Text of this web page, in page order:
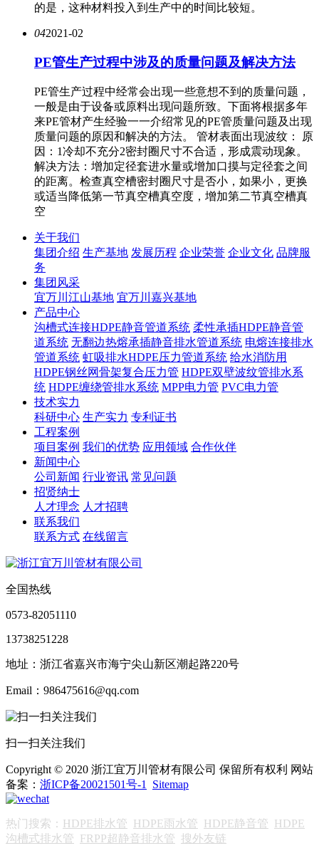
的是，这种材料投入到生产中的时间比较短。
042021-02
PE管生产过程中涉及的质量问题及解决方法
PE管生产过程中经常会出现一些意想不到的质量问题，
一般是由于设备或原料出现问题所致。下面将根据多年
来PE管材产生经验一一介绍常见的PE管质量问题及出现
质量问题的原因和解决的方法。 管材表面出现波纹： 原
因：1冷却不充分2密封圈尺寸不合适，形成震动现象。
解决方法：增加定径套进水量或增加口摸与定径套之间
的距离。检查真空槽密封圈尺寸是否小，如果小，更换
或适当降低第一节真空槽真空度，增加第二节真空槽真
空
关于我们
集团介绍 生产基地 发展历程 企业荣誉 企业文化 品牌服
务
集团风采
宜万川江山基地 宜万川嘉兴基地
产品中心
沟槽式连接HDPE静音管道系统 柔性承插HDPE静音管
道系统 无翻边热熔承插静音排水管道系统 电熔连接排水
管道系统 虹吸排水HDPE压力管道系统 给水消防用
HDPE钢丝网骨架复合压力管 HDPE双壁波纹管排水系
统 HDPE缠绕管排水系统 MPP电力管 PVC电力管
技术实力
科研中心 生产实力 专利证书
工程案例
项目案例 我们的优势 应用领域 合作伙伴
新闻中心
公司新闻 行业资讯 常见问题
招贤纳士
人才理念 人才招聘
联系我们
联系方式 在线留言
全国热线
0573-82051110
13738251228
地址：浙江省嘉兴市海宁尖山新区潮起路220号
Email：986475616@qq.com
扫一扫关注我们
Copyright © 2020 浙江宜万川管材有限公司 保留所有权利 网站
备案： 浙ICP备20021501号-1 Sitemap
热门搜索： HDPE排水管 HDPE雨水管 HDPE静音管 HDPE
沟槽式排水管 FRPP超静音排水管 搜外友链